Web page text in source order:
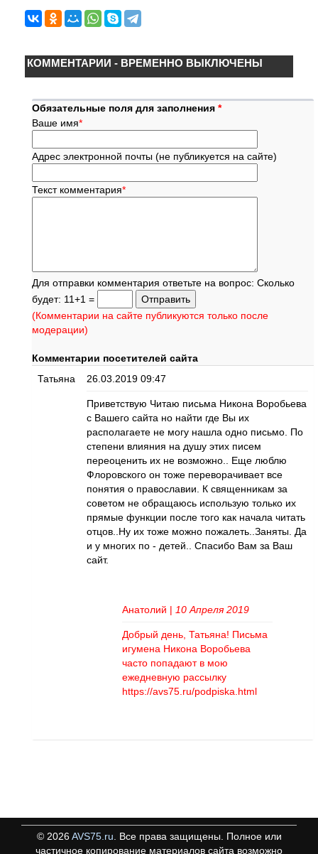
КОММЕНТАРИИ - ВРЕМЕННО ВЫКЛЮЧЕНЫ
Обязательные поля для заполнения *
Ваше имя*
Адрес электронной почты (не публикуется на сайте)
Текст комментария*
Для отправки комментария ответьте на вопрос: Сколько
будет: 11+1 =
(Комментарии на сайте публикуются только после
модерации)
Комментарии посетителей сайта
Татьяна
26.03.2019 09:47
Приветствую Читаю письма Никона Воробьева
с Вашего сайта но найти где Вы их
располагаете не могу нашла одно письмо. По
степени влияния на душу этих писем
переоценить их не возможно.. Еще люблю
Флоровского он тоже переворачивает все
понятия о православии. К священникам за
советом не обращаюсь использую только их
прямые функции после того как начала читать
отцов..Ну их тоже можно пожалеть..Заняты. Да
и у многих по - детей.. Спасибо Вам за Ваш
сайт.
Анатолий | 10 Апреля 2019
Добрый день, Татьяна! Письма
игумена Никона Воробьева
часто попадают в мою
ежедневную рассылку
https://avs75.ru/podpiska.html
© 2026 AVS75.ru . Все права защищены. Полное или
частичное копирование материалов сайта возможно